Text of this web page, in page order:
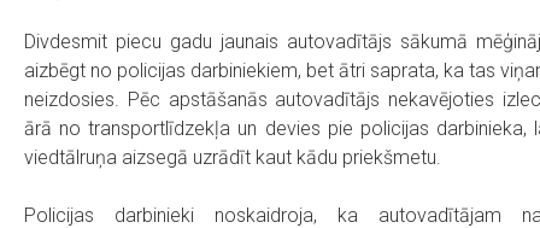
Divdesmit piecu gadu jaunais autovadītājs sākumā
aizbēgt no policijas darbiniekiem, bet ātri saprata, ka tas
neizdosies. Pēc apstāšanās autovadītājs nekavējoties
ārā no transportlīdzekļa un devies pie policijas darbinieka,
viedtālruņa aizsegā uzrādīt kaut kādu priekšmetu.
Policijas darbinieki noskaidroja, ka autovadītājam